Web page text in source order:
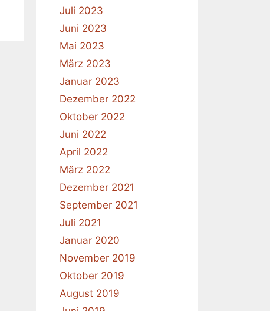
Juli 2023
Juni 2023
Mai 2023
März 2023
Januar 2023
Dezember 2022
Oktober 2022
Juni 2022
April 2022
März 2022
Dezember 2021
September 2021
Juli 2021
Januar 2020
November 2019
Oktober 2019
August 2019